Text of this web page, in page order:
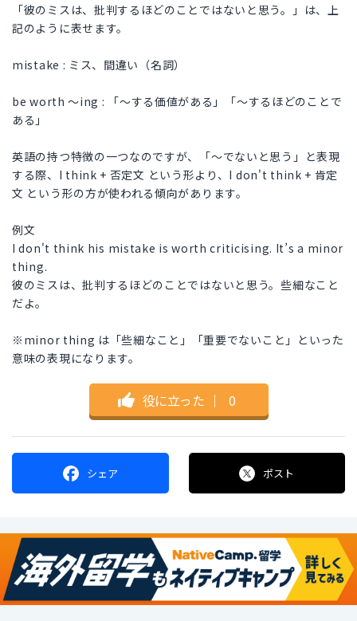
「彼のミスは、批判するほどのことではないと思う。」は、上
記のように表せます。
mistake : ミス、間違い（名詞）
be worth 〜ing : 「〜する価値がある」「〜するほどのことで
ある」
英語の持つ特徴の一つなのですが、「〜でないと思う」と表現
する際、I think + 否定文 という形より、I don't think + 肯定
文 という形の方が使われる傾向があります。
例文
I don't think his mistake is worth criticising. It’s a minor
thing.
彼のミスは、批判するほどのことではないと思う。些細なこと
だよ。
※minor thing は「些細なこと」「重要でないこと」といった
意味の表現になります。
役に立った ｜ 0
シェア ポスト